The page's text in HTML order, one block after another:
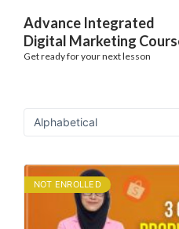
Advance Integrated
Digital Marketing
Get ready for your next lesson
NOT ENROLLED